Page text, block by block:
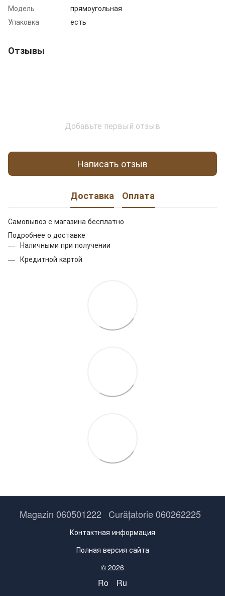
Модель
прямоугольная
Упаковка
есть
Отзывы
Добавьте первый отзыв
Написать отзыв
Доставка Оплата
Самовывоз с магазина бесплатно
Подробнее о доставке
Наличными при получении
Кредитной картой
Magazin 060501222 Curățatorie 060262225
Контактная информация
Полная версия сайта
© 2026
Ro Ru